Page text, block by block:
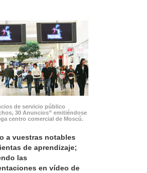
de servicio público
30 Anuncios” emitiéndose
centro comercial de Moscú.
a vuestras notables
de aprendizaje;
las
en vídeo de